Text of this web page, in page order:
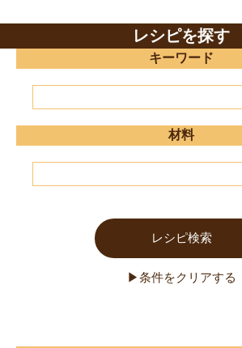
レシピを探す
キーワード
材料